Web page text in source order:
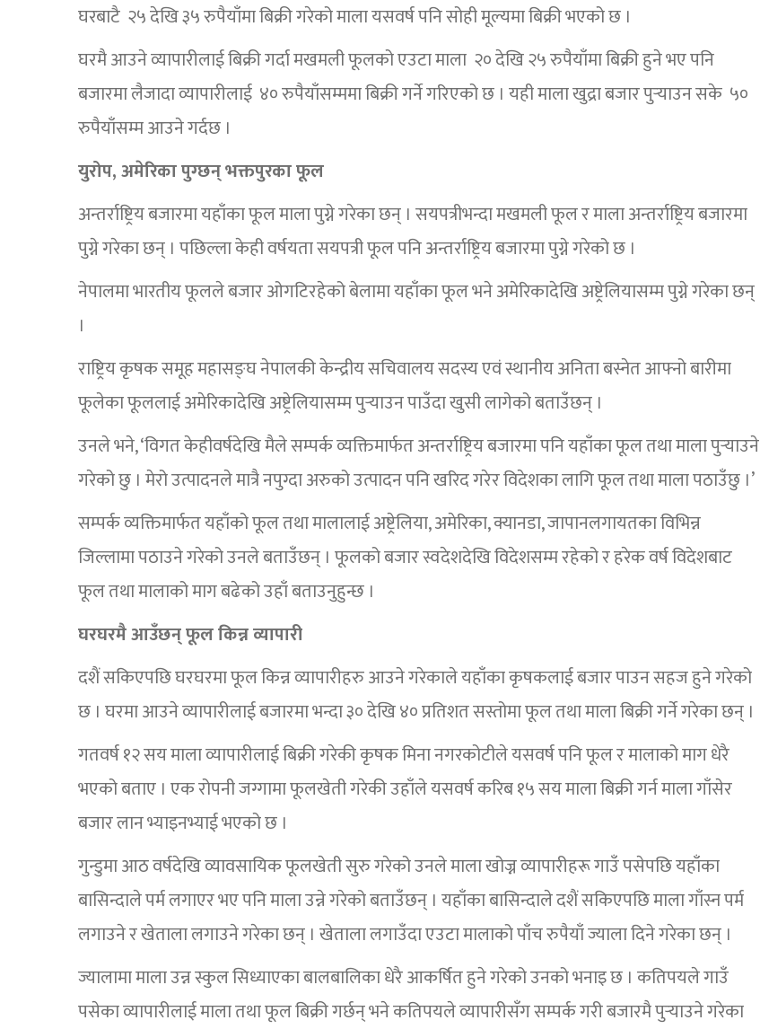
घरबाटै २५ देखि ३५ रुपैयाँमा बिक्री गरेको माला यसवर्ष पनि सोही मूल्यमा बिक्री भएको छ ।
घरमै आउने व्यापारीलाई बिक्री गर्दा मखमली फूलको एउटा माला २० देखि २५ रुपैयाँमा बिक्री हुने भए पनि
बजारमा लैजादा व्यापारीलाई ४० रुपैयाँसम्ममा बिक्री गर्ने गरिएको छ । यही माला खुद्रा बजार पुर्‍याउन सके ५०
रुपैयाँसम्म आउने गर्दछ ।
युरोप, अमेरिका पुग्छन् भक्तपुरका फूल
अन्तर्राष्ट्रिय बजारमा यहाँका फूल माला पुग्ने गरेका छन् । सयपत्रीभन्दा मखमली फूल र माला अन्तर्राष्ट्रिय बजारमा
पुग्ने गरेका छन् । पछिल्ला केही वर्षयता सयपत्री फूल पनि अन्तर्राष्ट्रिय बजारमा पुग्ने गरेको छ ।
नेपालमा भारतीय फूलले बजार ओगटिरहेको बेलामा यहाँका फूल भने अमेरिकादेखि अष्ट्रेलियासम्म पुग्ने गरेका छन्
।
राष्ट्रिय कृषक समूह महासङ्घ नेपालकी केन्द्रीय सचिवालय सदस्य एवं स्थानीय अनिता बस्नेत आफ्नो बारीमा
फूलेका फूललाई अमेरिकादेखि अष्ट्रेलियासम्म पुर्‍याउन पाउँदा खुसी लागेको बताउँछन् ।
उनले भने, ‘विगत केहीवर्षदेखि मैले सम्पर्क व्यक्तिमार्फत अन्तर्राष्ट्रिय बजारमा पनि यहाँका फूल तथा माला पुर्‍याउने
गरेको छु । मेरो उत्पादनले मात्रै नपुग्दा अरुको उत्पादन पनि खरिद गरेर विदेशका लागि फूल तथा माला पठाउँछु ।’
सम्पर्क व्यक्तिमार्फत यहाँको फूल तथा मालालाई अष्ट्रेलिया, अमेरिका, क्यानडा, जापानलगायतका विभिन्न
जिल्लामा पठाउने गरेको उनले बताउँछन् । फूलको बजार स्वदेशदेखि विदेशसम्म रहेको र हरेक वर्ष विदेशबाट
फूल तथा मालाको माग बढेको उहाँ बताउनुहुन्छ ।
घरघरमै आउँछन् फूल किन्न व्यापारी
दशैं सकिएपछि घरघरमा फूल किन्न व्यापारीहरु आउने गरेकाले यहाँका कृषकलाई बजार पाउन सहज हुने गरेको
छ । घरमा आउने व्यापारीलाई बजारमा भन्दा ३० देखि ४० प्रतिशत सस्तोमा फूल तथा माला बिक्री गर्ने गरेका छन् ।
गतवर्ष १२ सय माला व्यापारीलाई बिक्री गरेकी कृषक मिना नगरकोटीले यसवर्ष पनि फूल र मालाको माग धेरै
भएको बताए । एक रोपनी जग्गामा फूलखेती गरेकी उहाँले यसवर्ष करिब १५ सय माला बिक्री गर्न माला गाँसेर
बजार लान भ्याइनभ्याई भएको छ ।
गुन्डुमा आठ वर्षदेखि व्यावसायिक फूलखेती सुरु गरेको उनले माला खोज्न व्यापारीहरू गाउँ पसेपछि यहाँका
बासिन्दाले पर्म लगाएर भए पनि माला उन्ने गरेको बताउँछन् । यहाँका बासिन्दाले दशैं सकिएपछि माला गाँस्न पर्म
लगाउने र खेताला लगाउने गरेका छन् । खेताला लगाउँदा एउटा मालाको पाँच रुपैयाँ ज्याला दिने गरेका छन् ।
ज्यालामा माला उन्न स्कुल सिध्याएका बालबालिका धेरै आकर्षित हुने गरेको उनको भनाइ छ । कतिपयले गाउँ
पसेका व्यापारीलाई माला तथा फूल बिक्री गर्छन् भने कतिपयले व्यापारीसँग सम्पर्क गरी बजारमै पुर्‍याउने गरेका